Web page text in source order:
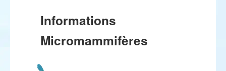
Informations
Micromammifères